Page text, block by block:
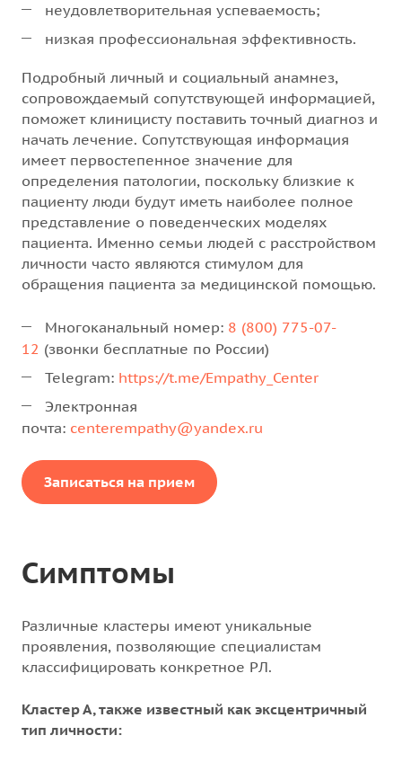
неудовлетворительная успеваемость;
низкая профессиональная эффективность.
Подробный личный и социальный анамнез,
сопровождаемый сопутствующей информацией,
поможет клиницисту поставить точный диагноз и
начать лечение. Сопутствующая информация
имеет первостепенное значение для
определения патологии, поскольку близкие к
пациенту люди будут иметь наиболее полное
представление о поведенческих моделях
пациента. Именно семьи людей с расстройством
личности часто являются стимулом для
обращения пациента за медицинской помощью.
Многоканальный номер: 8 (800) 775-07-
12 (звонки бесплатные по России)
Telegram: https://t.me/Empathy_Center
Электронная
почта: centerempathy@yandex.ru
Записаться на прием
Симптомы
Различные кластеры имеют уникальные
проявления, позволяющие специалистам
классифицировать конкретное РЛ.
Кластер А, также известный как эксцентричный
тип личности: